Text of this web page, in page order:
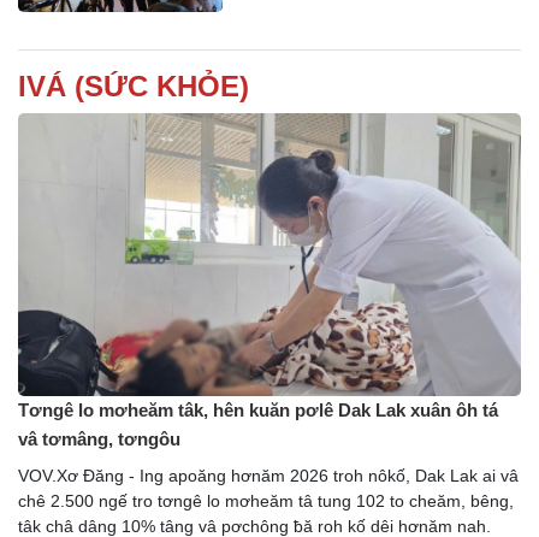
IVÁ (SỨC KHỎE)
Tơngê lo mơheăm tâk, hên kuăn pơlê Dak Lak xuân ôh tá
vâ tơmâng, tơngôu
VOV.Xơ Đăng - Ing apoăng hơnăm 2026 troh nôkố, Dak Lak ai vâ
chê 2.500 ngế tro tơngê lo mơheăm tâ tung 102 to cheăm, bêng,
tâk châ dâng 10% tâng vâ pơchông ƀă roh kố dêi hơnăm nah.